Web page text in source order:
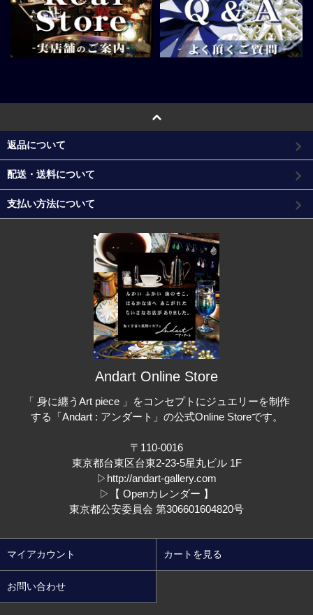
返品について
配送・送料について
支払い方法について
Andart Online Store
「 身に纏うArt piece 」をコンセプトにジュエリーを制作
する「Andart : アンダート」の公式Online Storeです。
〒110-0016
東京都台東区台東2-23-5星丸ビル 1F
▷ http://andart-gallery.com
▷
【 Openカレンダー 】
東京都公安委員会 第306601604820号
マイアカウント カートを見る
お問い合わせ